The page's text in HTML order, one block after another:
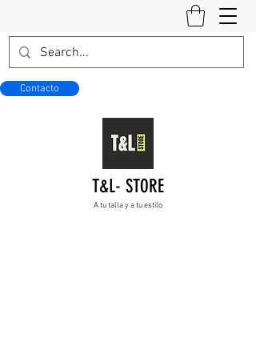
Contacto
T&L- STORE
A tu talla y a tu estilo